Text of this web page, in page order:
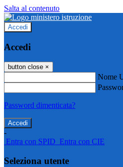
Salta al contenuto
Accedi
Accedi
button close ×
Nome
Password dimenticata?
-
Entra con SPID Entra con CIE
Seleziona utente